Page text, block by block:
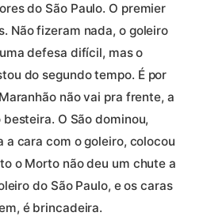
do São Paulo. O premier
Não fizeram nada, o goleiro
defesa difícil, mas o
do segundo tempo. É por
não vai pra frente, a
O São dominou,
a cara com o goleiro, colocou
o Morto não deu um chute a
do São Paulo, e os caras
é brincadeira.